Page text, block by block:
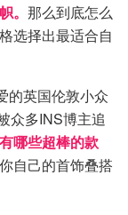
。 那么到底怎么
选择出最适合自
的英国伦敦小众
众多INS博主追
哪些超棒的款
自己的首饰叠搭